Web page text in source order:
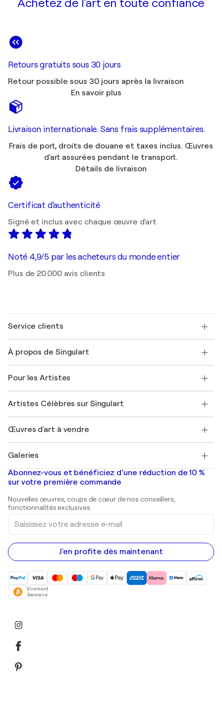
Achetez de l'art en toute confiance
Retours gratuits sous 30 jours
Retour possible sous 30 jours après la livraison
En savoir plus
Livraison internationale. Sans frais supplémentaires.
Frais de port, droits de douane et taxes inclus. Œuvres
d'art assurées pendant le transport.
Détails de livraison
Certificat d'authenticité
Signé et inclus avec chaque œuvre d'art
Noté 4,9/5 par les acheteurs du monde entier
Plus de 20 000 avis clients
Service clients
Expédition
Offrir une carte cadeau
Rejoignez notre programme commercial
Mon compte
+33 1 76 44 06 42
À propos de Singulart
FAQ
Magazine Singulart
Emplois
Découvrez une sélection d'art original
Pour les Artistes
Se connecter en tant qu'Artiste
Artistes Célèbres sur Singulart
Marc Chagall
Banksy
Mr. Brainwash
Shepard Fairey
Œuvres d'art à vendre
Tableaux abstraits à vendre
Peintures de paysage
Estampes
Peintures acryliques
Galeries
Galeries d'art en France
Galeries d'art en Belgique
Abonnez-vous et bénéficiez d’une réduction de 10 %
sur votre première commande
Nouvelles œuvres, coups de cœur de nos conseillers,
fonctionnalités exclusives.
Saisissez
votre
adresse
e-
mail
J'en profite dès maintenant
Virement
bancaire